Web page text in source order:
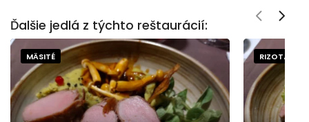
Ďalšie jedlá z týchto reštaurácií:
MÄSITÉ RIZOTÁ